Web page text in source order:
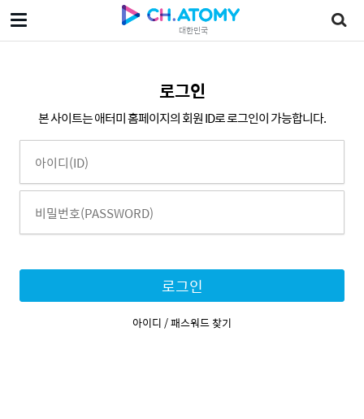
대한민국
로그인
본 사이트는 애터미 홈페이지의 회원 ID로 로그인이 가능합니다.
로그인
아이디 / 패스워드 찾기